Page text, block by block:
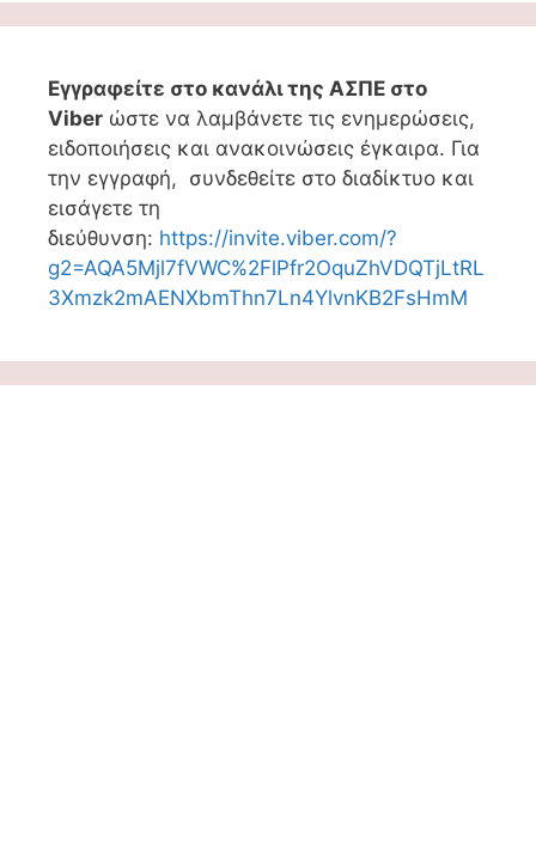
Εγγραφείτε στο κανάλι της ΑΣΠΕ στο
Viber ώστε να λαμβάνετε τις ενημερώσεις,
ειδοποιήσεις και ανακοινώσεις έγκαιρα. Για
την εγγραφή, συνδεθείτε στο διαδίκτυο και
εισάγετε τη
διεύθυνση: https://invite.viber.com/?
g2=AQA5Mjl7fVWC%2FlPfr2OquZhVDQTjLtRL
3Xmzk2mAENXbmThn7Ln4YlvnKB2FsHmM